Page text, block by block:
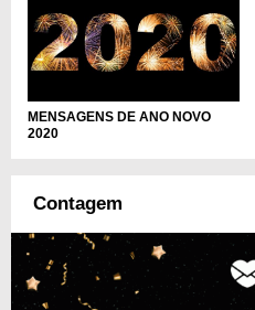
MENSAGENS DE ANO NOVO
2020
Contagem